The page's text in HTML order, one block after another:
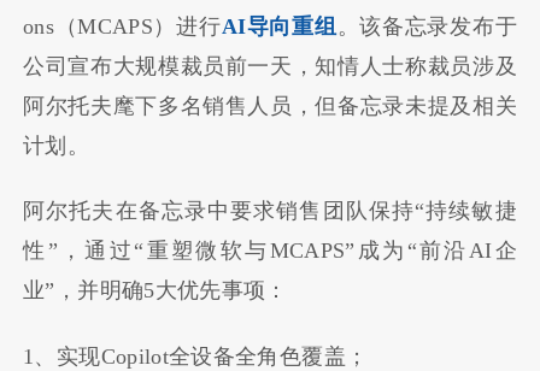
ons（MCAPS）进行AI导向重组 。该备忘录发布于
公司宣布大规模裁员前一天，知情人士称裁员涉及
阿尔托夫麾下多名销售人员，但备忘录未提及相关
计划。
阿尔托夫在备忘录中要求销售团队保持“持续敏捷
性”，通过“重塑微软与MCAPS”成为“前沿AI企
业”，并明确5大优先事项：
1、实现Copilot全设备全角色覆盖；